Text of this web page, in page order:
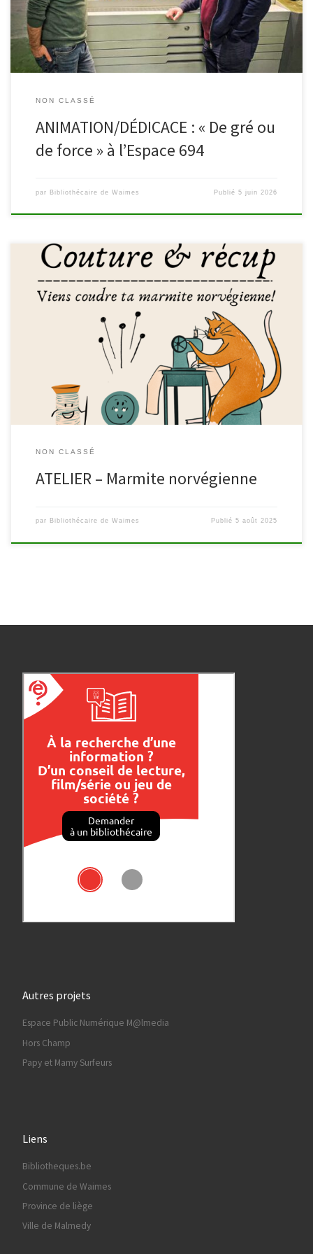
exceptionnelle, l’Espace 694 Botrange souhaite mettre à
l’honneur […]
NON CLASSÉ
ANIMATION/DÉDICACE : « De gré ou
de force » à l’Espace 694
par Bibliothécaire de Waimes Publié5 juin 2026
Venez coudre votre marmite norvé­­­­­­­­­­gienne! En avant pour une
méthode de cuis­­­­­­­­­­son basse éner­­­­­­­­­­gie! Grâce à sa capa­­­­­­­­­­cité isolante,
la marmite norvé­­­­­­­­­­gienne permet d’éco­­­­­­­­­­no­­­­­­­­­­mi­­­­­­­­­­ser l’éner­­­­­­­­­­gie néces­­­­­­­­­­
saire à la cuis­­­­­­­­­­son. A la fin de l’ate­­­­­­­­­­lier, vous repar­­­­­­­­­­ti­­­­­­­­­­rez avec
votre marmite norvé­­­­­­­­­­gienne fonc­­­­­­­­­­tion­­­­­­­­­­nelle. Atten­tion: maté­riel à
empor­ter et connais­sances en couture de base requises.
Inscription obligatoire – Nombre […]
NON CLASSÉ
ATELIER – Marmite norvégienne
par Bibliothécaire de Waimes Publié5 août 2025
Autres projets
Espace Public Numérique M@lmedia
Hors Champ
Papy et Mamy Surfeurs
Liens
Bibliotheques.be
Commune de Waimes
Province de liège
Ville de Malmedy